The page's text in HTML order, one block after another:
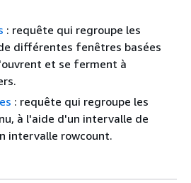
: requête qui regroupe les
différentes fenêtres basées
et se ferment à
: requête qui regroupe les
à l'aide d'un intervalle de
intervalle rowcount.